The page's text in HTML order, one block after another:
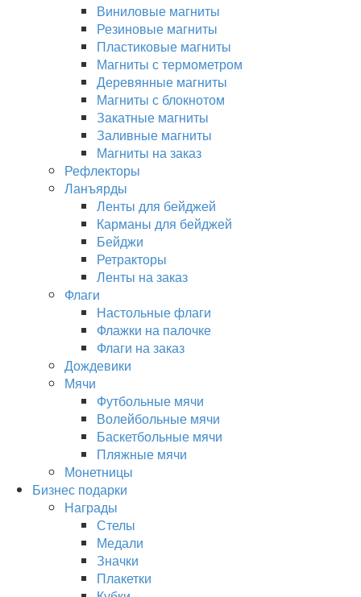
Виниловые магниты
Резиновые магниты
Пластиковые магниты
Магниты с термометром
Деревянные магниты
Магниты с блокнотом
Закатные магниты
Заливные магниты
Магниты на заказ
Рефлекторы
Ланъярды
Ленты для бейджей
Карманы для бейджей
Бейджи
Ретракторы
Ленты на заказ
Флаги
Настольные флаги
Флажки на палочке
Флаги на заказ
Дождевики
Мячи
Футбольные мячи
Волейбольные мячи
Баскетбольные мячи
Пляжные мячи
Монетницы
Бизнес подарки
Награды
Стелы
Медали
Значки
Плакетки